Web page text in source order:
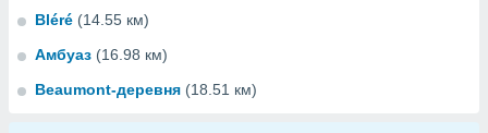
Bléré (14.55 км)
Амбуаз (16.98 км)
Beaumont-деревня (18.51 км)